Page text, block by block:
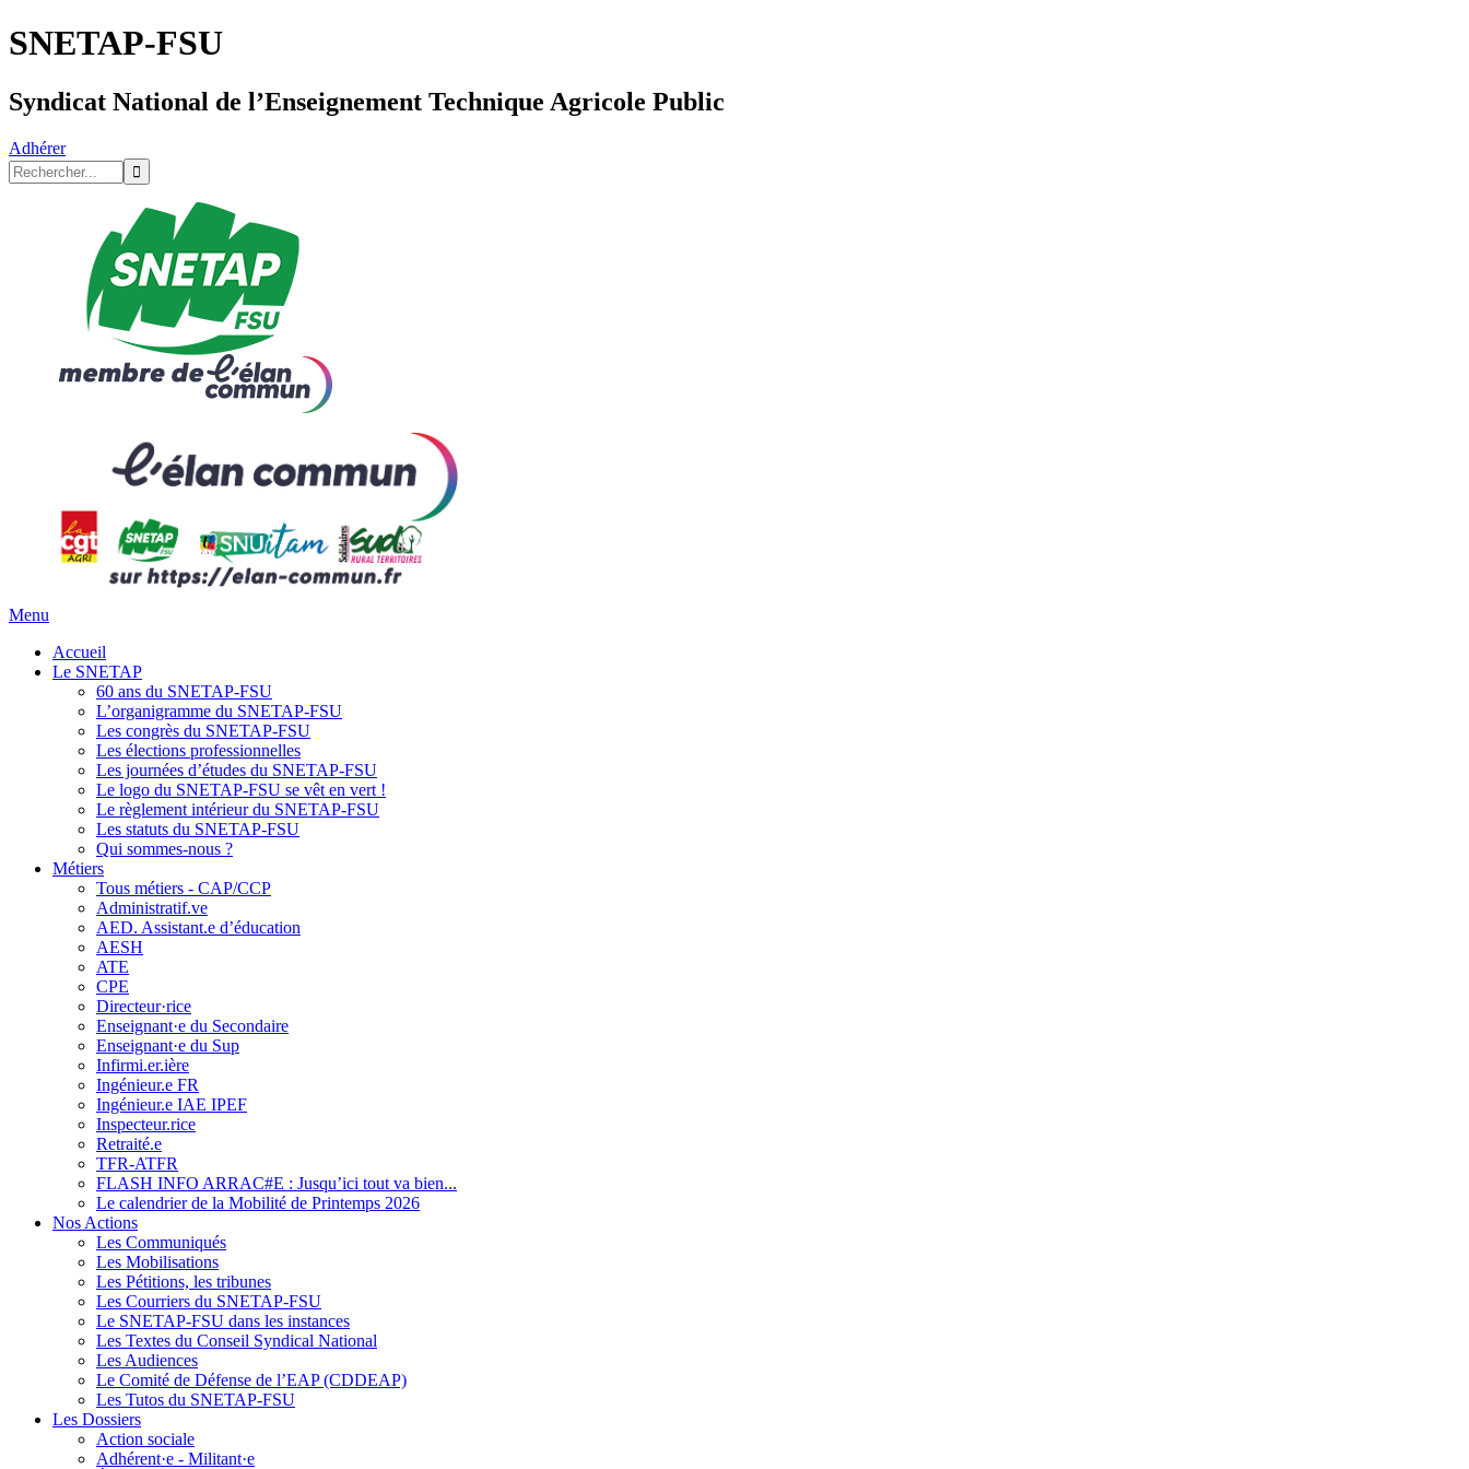
SNETAP-FSU
Syndicat National de l’Enseignement Technique Agricole Public
Adhérer
Menu
Accueil
Le SNETAP
60 ans du SNETAP-FSU
L’organigramme du SNETAP-FSU
Les congrès du SNETAP-FSU
Les élections professionnelles
Les journées d’études du SNETAP-FSU
Le logo du SNETAP-FSU se vêt en vert !
Le règlement intérieur du SNETAP-FSU
Les statuts du SNETAP-FSU
Qui sommes-nous ?
Métiers
Tous métiers - CAP/CCP
Administratif.ve
AED. Assistant.e d’éducation
AESH
ATE
CPE
Directeur·rice
Enseignant·e du Secondaire
Enseignant·e du Sup
Infirmi.er.ière
Ingénieur.e FR
Ingénieur.e IAE IPEF
Inspecteur.rice
Retraité.e
TFR-ATFR
FLASH INFO ARRAC#E : Jusqu’ici tout va bien...
Le calendrier de la Mobilité de Printemps 2026
Nos Actions
Les Communiqués
Les Mobilisations
Les Pétitions, les tribunes
Les Courriers du SNETAP-FSU
Le SNETAP-FSU dans les instances
Les Textes du Conseil Syndical National
Les Audiences
Le Comité de Défense de l’EAP (CDDEAP)
Les Tutos du SNETAP-FSU
Les Dossiers
Action sociale
Adhérent·e - Militant·e